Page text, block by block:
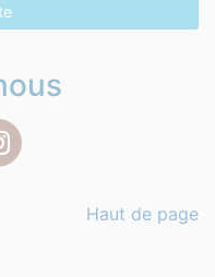
Haut de page